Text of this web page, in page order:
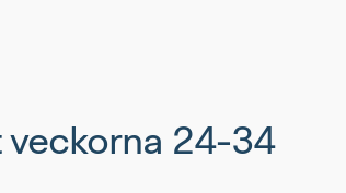
veckorna 24-34